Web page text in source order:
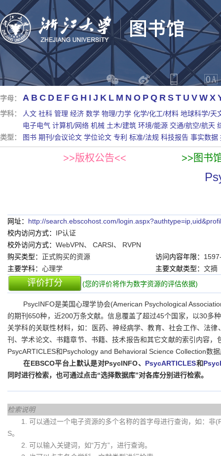
字母： A B C D E F G H I J K L M N O P Q R S T U V W X
学科： 人文 社科 管理 经济 数学 物理/力学 化学/化工/材料 地球科学/天
电子电气 计算机/网络 机械 土木/建筑 环境/能源 交通/航空/航天
类型：
图书 期刊/会议论文 学位论文 专利 标准/法规 科技报告 事实数据
>>版权公告<< >>图书
网址： http://search.ebscohost.com/
校内访问方式： IP认证
校外访问方式： WebVPN、 CARSI、 RVPN
购买类型： 正式购买的资源 访问内容年限：
主要学科： 心理学 主要文献类型： 文摘
评价打分 (您的评价将作为数字资源的评估依据)
PsycINFO是美国心理学协会(American Psychological
的期刊650种，近200万条文献。信息覆盖了超过45个国家，以30多
关学科的关联性材料，如：医药、神经病学、教育、社会工作、法
刊、学术论文、书籍章节、书籍、技术报告和其它文献的索引内容
PsycARTICLES和Psychology and Behavioral Science Collection数
在EBSCO平台上默认是对PsycINFO、 PsycARTICLES和
同时进行检索，也可通过点击“选择数据库”对各库分别进行检索。
检索说明
1. 可以通过一个电子资源的多个名称的首字母进行查询，如：
S。
2. 可以输入关键词，如“万方”，进行查询。